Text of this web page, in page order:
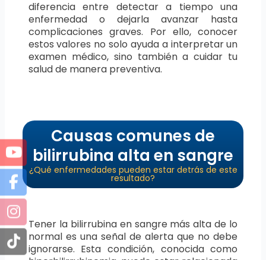
diferencia entre detectar a tiempo una
enfermedad o dejarla avanzar hasta
complicaciones graves. Por ello, conocer
estos valores no solo ayuda a interpretar un
examen médico, sino también a cuidar tu
salud de manera preventiva.
Causas comunes de
bilirrubina alta en sangre
¿Qué enfermedades pueden estar detrás de este
resultado?
Tener la bilirrubina en sangre más alta de lo
normal es una señal de alerta que no debe
ignorarse. Esta condición, conocida como